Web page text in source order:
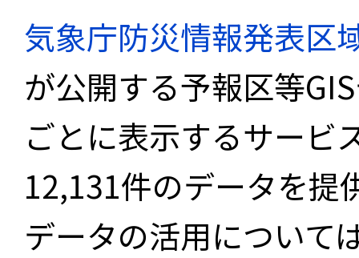
気象庁防災情報発表区
が公開する予報区等
ごとに表示するサービ
12,131件のデータを提
データの活用について